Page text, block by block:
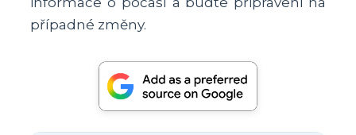
případné změny.